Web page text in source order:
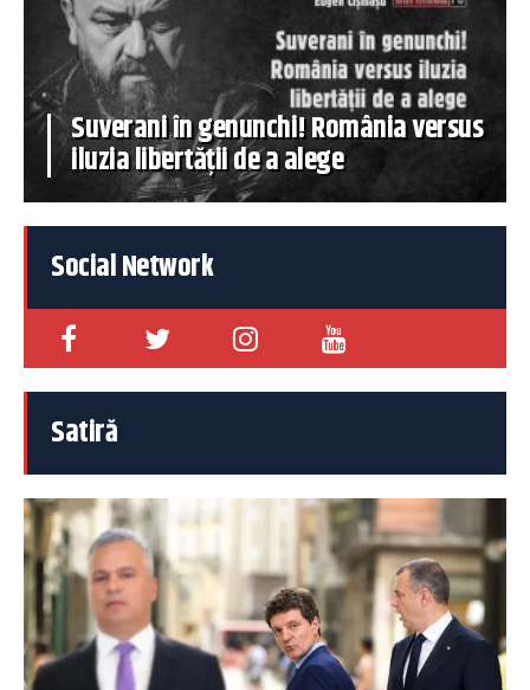
Suverani în genunchi! România versus
iluzia libertății de a alege
Social Network
Satiră